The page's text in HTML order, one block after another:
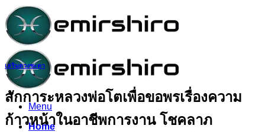
Skip
to
content
Menu
Home
เสริมดวงชะตา
สักการะหลวงพ่อโตเพื่อขอพรเรื่องความ
ก้าวหน้าในอาชีพการงาน โชคลาภ